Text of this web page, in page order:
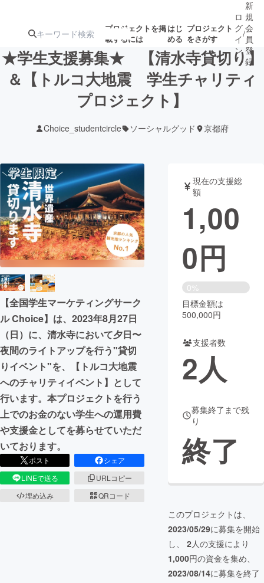
プロジェクトを掲
載するには
はじ
める
プロジェクト
をさがす
注目のリ 注目の新着プロ募集終了が近いプ
テクノロジー・ガジェット
映像・映画 書籍・雑誌
ビジネス・起業 チャレンジ
CAMPFIRE for Social Good
CAMPFIRE Creation
CAMPFIREふるさと納税
コミュニティ
ロ
グ
イ
ン
/
新
規
会
員
登
録
★学生支援募集★ 【清水寺貸切り】
＆【トルコ大地震 学生チャリティ
プロジェクト】
Choice_studentcircle ソーシャルグッド 京都府
【全国学生マーケティングサーク
ル Choice】は、2023年8月27日
（日）に、清水寺において夕日〜
夜間のライトアップを行う"貸切
りイベント"を、【トルコ大地震
へのチャリティイベント】として
行います。本プロジェクトを行う
上でのお金のない学生への運用費
や支援金としてを募らせていただ
いております。
ポスト
シェア
LINEで送る
URLコピー
埋め込み
QRコード
現在の支援総
額
1,00
0円
0%
目標金額は
500,000円
支援者数
2人
募集終了まで残
り
終了
このプロジェクトは、
2023/05/29に募集を開始
し、 2人の支援により
1,000円の資金を集め、
2023/08/14に募集を終了